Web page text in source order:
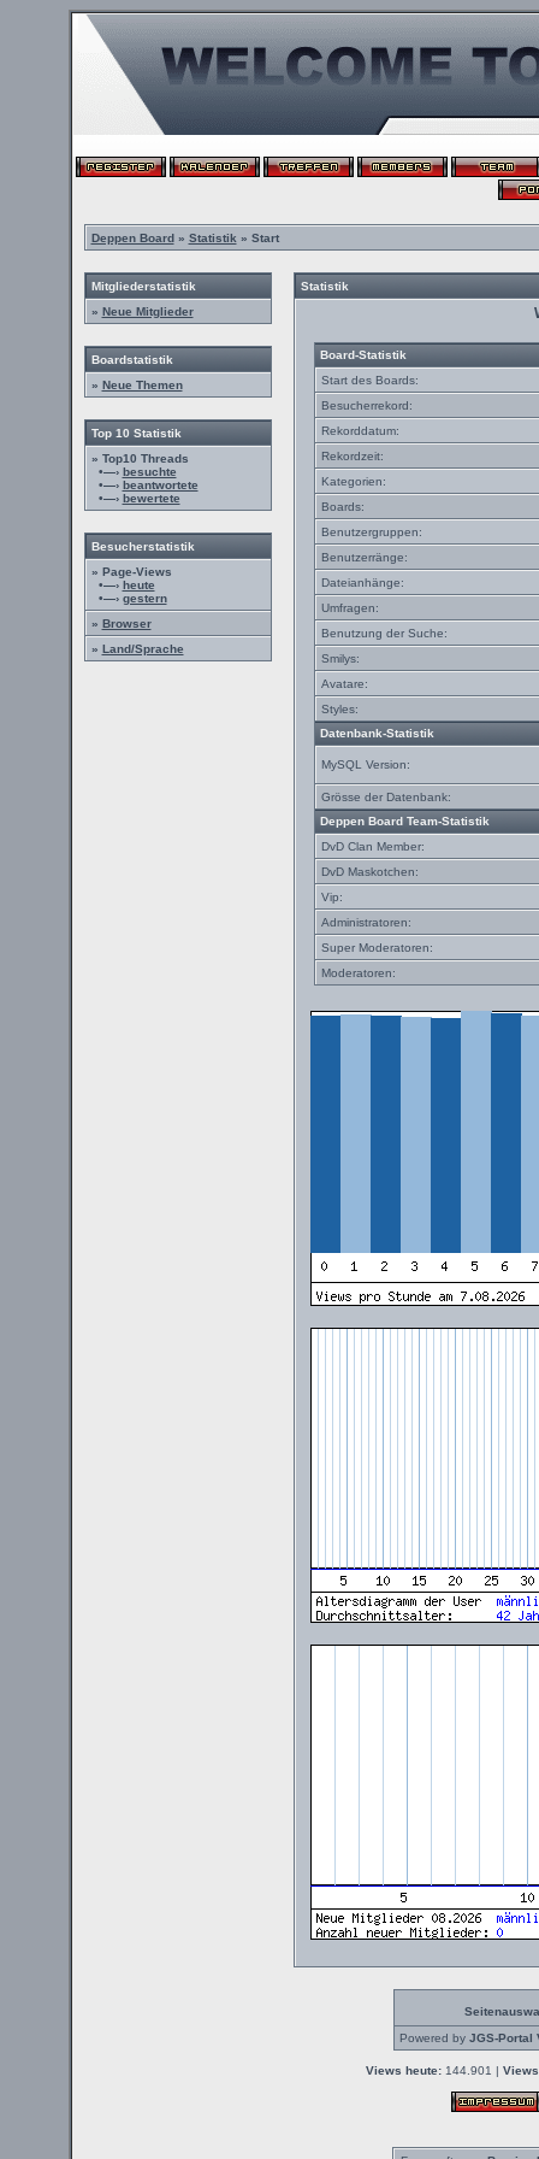
Deppen Board» Statistik » Start
Mitgliederstatistik
» Neue Mitglieder
Boardstatistik
» Neue Themen
Top 10 Statistik
» Top10 Threads
•—› besuchte
•—› beantwortete
•—› bewertete
Besucherstatistik
» Page-Views
•—› heute
•—› gestern
» Browser
» Land/Sprache
Statistik
Board-Statistik
Start des Boards:
Besucherrekord:
Rekorddatum:
Rekordzeit:
Kategorien:
Boards:
Benutzergruppen:
Benutzerränge:
Dateianhänge:
Umfragen:
Benutzung der Suche:
Smilys:
Avatare:
Styles:
Datenbank-Statistik
MySQL Version:
Grösse der Datenbank:
Deppen Board Team-Statistik
DvD Clan Member:
DvD Maskotchen:
Vip:
Administratoren:
Super Moderatoren:
Moderatoren:
Powered by JGS-Portal
Views heute: 144.901 |